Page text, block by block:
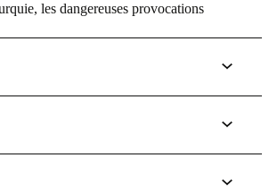
les dangereuses provocations